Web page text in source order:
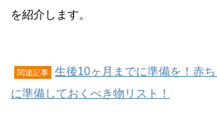
を紹介します。
関連記事
生後10ヶ月までに準備を！赤
に準備しておくべき物リスト！